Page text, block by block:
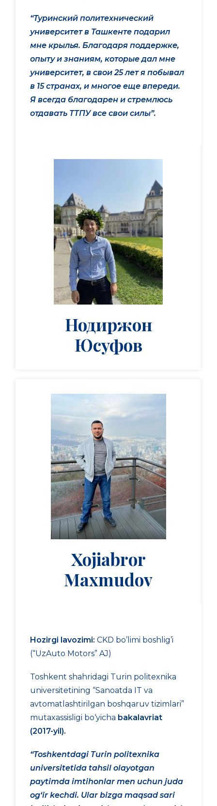
“Туринский политехнический
университет в Ташкенте подарил
мне крылья. Благодаря поддержке,
опыту и знаниям, которые дал мне
университет, в свои 25 лет я побывал
в 15 странах, и многое еще впереди.
Я всегда благодарен и стремлюсь
отдавать ТТПУ все свои силы”.
Нодиржон
Юсуфов
Xojiabror
Maxmudov
Hozirgi lavozimi: CKD bo’limi boshlig’i
(“UzAuto Motors” AJ)
Toshkent shahridagi Turin politexnika
universitetining “Sanoatda IT va
avtomatlashtirilgan boshqaruv tizimlari”
mutaxassisligi bo‘yicha bakalavriat
(2017-yil).
“Toshkentdagi Turin politexnika
universitetida tahsil olayotgan
paytimda imtihonlar men uchun juda
og‘ir kechdi. Ular bizga maqsad sari